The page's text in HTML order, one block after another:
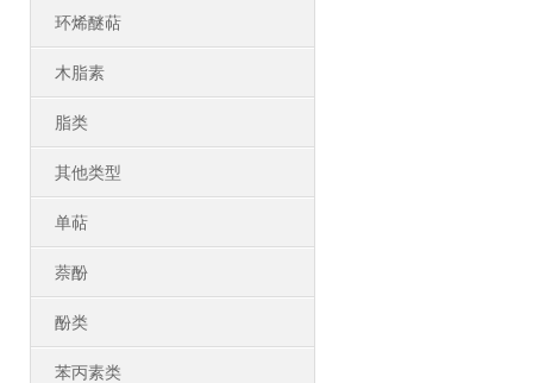
环烯醚萜
木脂素
脂类
其他类型
单萜
萘酚
酚类
苯丙素类